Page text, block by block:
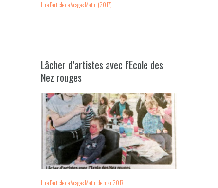
Lire l’article de Vosges Matin (2017)
Lâcher d’artistes avec l’Ecole des
Nez rouges
Lire l’article de Vosges Matin de mai 2017